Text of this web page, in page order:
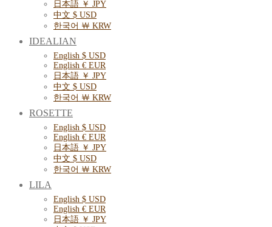
日本語 ￥ JPY
中文 $ USD
한국어 ￦ KRW
IDEALIAN
English $ USD
English € EUR
日本語 ￥ JPY
中文 $ USD
한국어 ￦ KRW
ROSETTE
English $ USD
English € EUR
日本語 ￥ JPY
中文 $ USD
한국어 ￦ KRW
LILA
English $ USD
English € EUR
日本語 ￥ JPY